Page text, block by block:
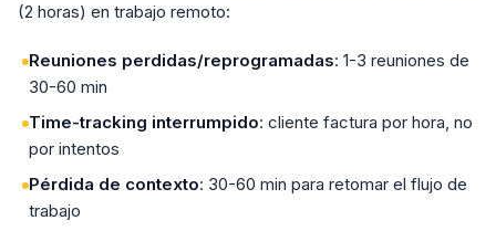
(2 horas) en trabajo remoto:
Reuniones perdidas/reprogramadas: 1-3 reuniones de
30-60 min
Time-tracking interrumpido: cliente factura por hora, no
por intentos
Pérdida de contexto: 30-60 min para retomar el flujo de
trabajo